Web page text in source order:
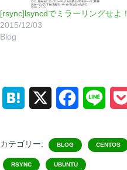
[rsync]lsyncdでミラーリングせよ！
2015/12/03
Blog
t
e
c n
カテゴリー: BLOG CENTOS
RSYNC UBUNTU